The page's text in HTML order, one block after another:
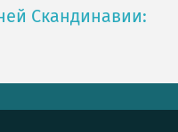
Скандинавии: